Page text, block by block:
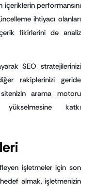
içeriklerin performansını
ihtiyacı olanları
fikirlerini de analiz
SEO stratejilerinizi
rakiplerinizi geride
arama motoru
yükselmesine katkı
işletmeler için son
almak, işletmenizin